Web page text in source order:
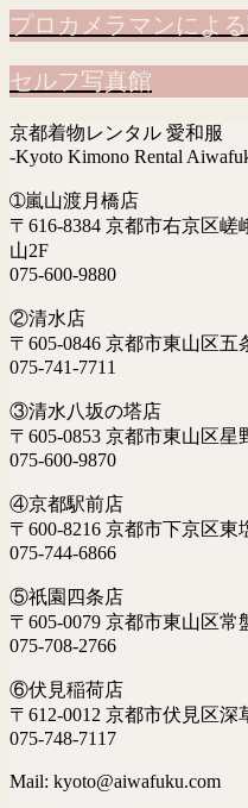
プロカメラマンによ
セルフ写真館
京都着物レンタル 愛和服
-Kyoto Kimono Rental
➀嵐山渡月橋店
〒616-8384 京都市右京区
山2F
075-600-9880
②清水店
〒605-0846 京都市東山区五
075-741-7711
③清水八坂の塔店
〒605-0853 京都市東山区星
075-600-9870
④京都駅前店
〒600-8216 京都市下京区東
075-744-6866
⑤祇園四条店
〒605-0079 京都市東山区常
075-708-2766
⑥伏見稲荷店
〒612-0012 京都市伏見区深
075-748-7117
Mail: kyoto@aiwafuku.com